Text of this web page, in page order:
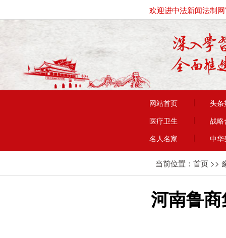
欢迎进中法新闻法制
网站首页
头条
医疗卫生
战略
名人名家
中华
当前位置： 首页 >>
河南鲁